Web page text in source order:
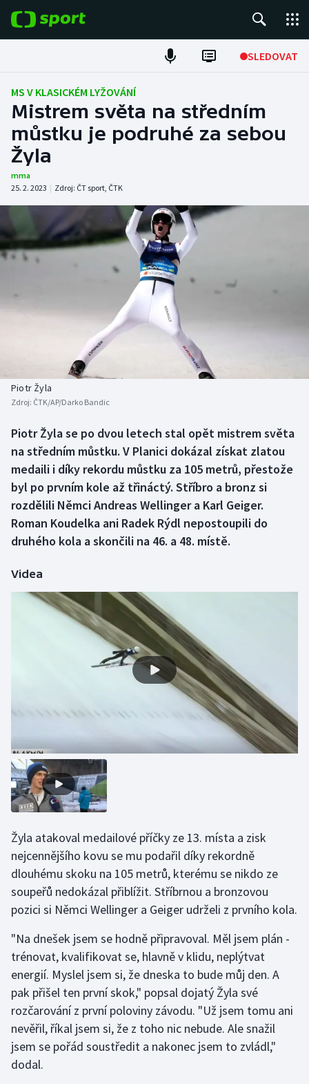
SLEDOVAT
Fotbal
Hokej
Tenis
Atletika
Cyklistika
DALŠÍ SPORTY
Baseball a softbal
Biatlon
Box
Curling
Dostihy
Jezdectví
Judo
Krasobruslení
Lyže a snowboard
Moderní pětiboj
Motorsport
Olympijské hry
Parasport
Plavání
Plážový volejbal
Historické návraty
Aplikace ČT sport
MS V KLASICKÉM LYŽOVÁNÍ
Mistrem světa na středním
můstku je podruhé za sebou
Žyla
mma
25. 2. 2023 | Zdroj: ČT sport, ČTK
Piotr Žyla
Zdroj: ČTK/AP/Darko Bandic
Piotr Žyla se po dvou letech stal opět mistrem světa
na středním můstku. V Planici dokázal získat zlatou
medaili i díky rekordu můstku za 105 metrů, přestože
byl po prvním kole až třináctý. Stříbro a bronz si
rozdělili Němci Andreas Wellinger a Karl Geiger.
Roman Koudelka ani Radek Rýdl nepostoupili do
druhého kola a skončili na 46. a 48. místě.
Videa
Žyla atakoval medailové příčky ze 13. místa a zisk
nejcennějšího kovu se mu podařil díky rekordně
dlouhému skoku na 105 metrů, kterému se nikdo ze
soupeřů nedokázal přiblížit. Stříbrnou a bronzovou
pozici si Němci Wellinger a Geiger udrželi z prvního kola.
"Na dnešek jsem se hodně připravoval. Měl jsem plán -
trénovat, kvalifikovat se, hlavně v klidu, neplýtvat
energií. Myslel jsem si, že dneska to bude můj den. A
pak přišel ten první skok," popsal dojatý Žyla své
rozčarování z první poloviny závodu. "Už jsem tomu ani
nevěřil, říkal jsem si, že z toho nic nebude. Ale snažil
jsem se pořád soustředit a nakonec jsem to zvládl,"
dodal.